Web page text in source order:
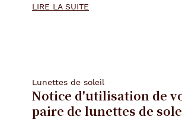
aux particules volantes. [...]
LIRE LA SUITE
Lunettes de soleil
Notice d'utilisation de
paire de lunettes de